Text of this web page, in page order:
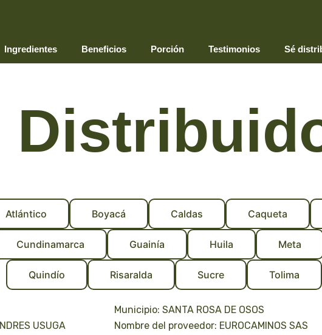
Ingredientes Beneficios Porción Testimonios Sé
Atlántico Boyacá Caldas Caqueta
Cundinamarca Guainía Huila Meta
Quindío Risaralda Sucre Tolima
USUGA
Municipio: SANTA ROSA DE OSOS
Nombre del proveedor: EUROCAMINOS SAS